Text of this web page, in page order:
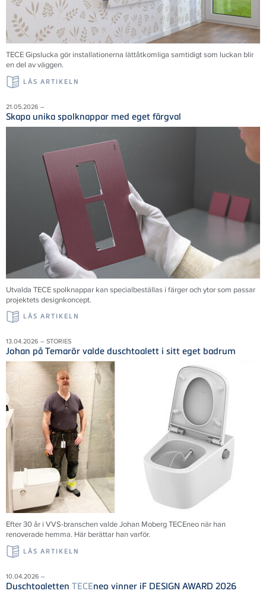
TECE Gipslucka gör installationerna lättåtkomliga samtidigt som luckan blir
en del av väggen.
LÄS ARTIKELN
21.05.2026 –
Skapa unika spolknappar med eget färgval
Utvalda TECE spolknappar kan specialbeställas i färger och ytor som passar
projektets designkoncept.
LÄS ARTIKELN
13.04.2026 – STORIES
Johan på Temarör valde duschtoalett i sitt eget badrum
Efter 30 år i VVS-branschen valde Johan Moberg TECEneo när han
renoverade hemma. Här berättar han varför.
LÄS ARTIKELN
10.04.2026 –
Duschtoaletten TECEneo vinner iF DESIGN AWARD 2026